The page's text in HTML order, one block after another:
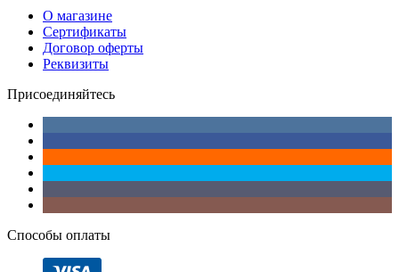
О магазине
Сертификаты
Договор оферты
Реквизиты
Присоединяйтесь
Способы оплаты